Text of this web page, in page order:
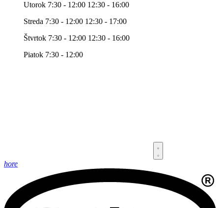
Utorok 7:30 - 12:00 12:30 - 16:00
Streda 7:30 - 12:00 12:30 - 17:00
Štvrtok 7:30 - 12:00 12:30 - 16:00
Piatok 7:30 - 12:00
hore